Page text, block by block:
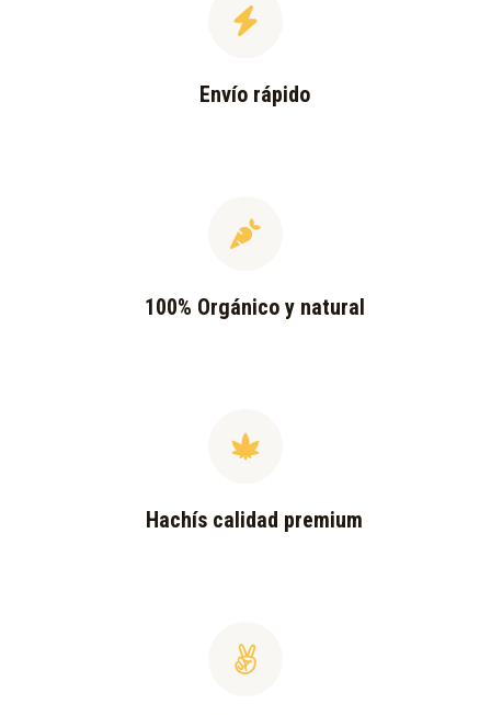
Envío rápido
100% Orgánico y natural
Hachís calidad premium